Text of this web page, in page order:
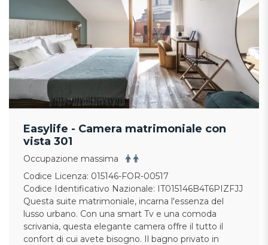
Easylife - Camera matrimoniale con
vista 301
Occupazione massima
Codice Licenza: 015146-FOR-00517
Codice Identificativo Nazionale: IT015146B4T6PIZFJJ
Questa suite matrimoniale, incarna l'essenza del
lusso urbano. Con una smart Tv e una comoda
scrivania, questa elegante camera offre il tutto il
confort di cui avete bisogno. Il bagno privato in